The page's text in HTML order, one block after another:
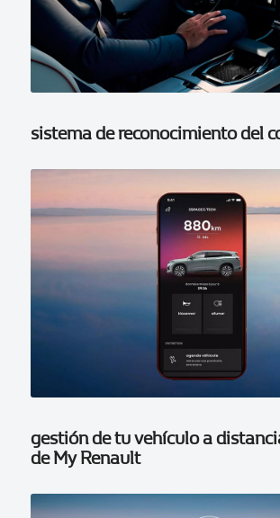
sistema de reconocimiento del
gestión de tu vehículo a
de My Renault